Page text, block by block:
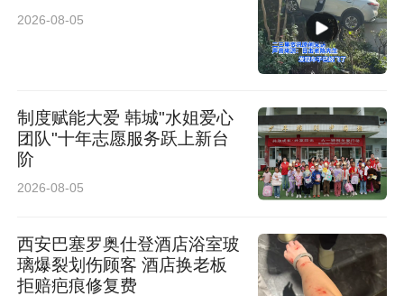
2026-08-05
制度赋能大爱 韩城"水姐爱心
团队"十年志愿服务跃上新台
阶
2026-08-05
西安巴塞罗奥仕登酒店浴室玻
璃爆裂划伤顾客 酒店换老板
拒赔疤痕修复费